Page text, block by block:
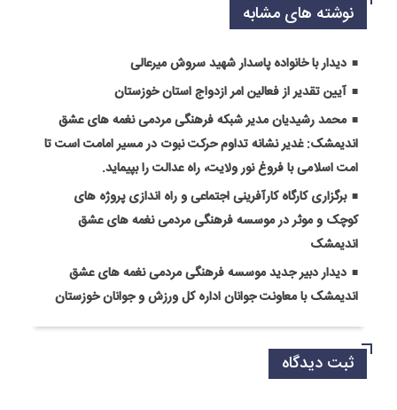
نوشته های مشابه
دیدار با خانواده پاسدار شهید سروش میرعالی
آیین تقدیر از فعالین امر ازدواج استان خوزستان
محمد رشیدیان مدیر شبکه فرهنگی مردمی نغمه های عشق
اندیمشک: غدیر نشانه تداوم حرکت نبوت در مسیر امامت است تا
امت اسلامی با فروغ نور ولایت، راه عدالت را بپیماید.
برگزاری کارگاه کارآفرینی اجتماعی و راه اندازی پروژه های
کوچک و موثر در موسسه فرهنگی مردمی نغمه های عشق
اندیمشک
دیدار دبیر جدید موسسه فرهنگی مردمی نغمه های عشق
اندیمشک با معاونت جوانان اداره کل ورزش و جوانان خوزستان
ثبت دیدگاه